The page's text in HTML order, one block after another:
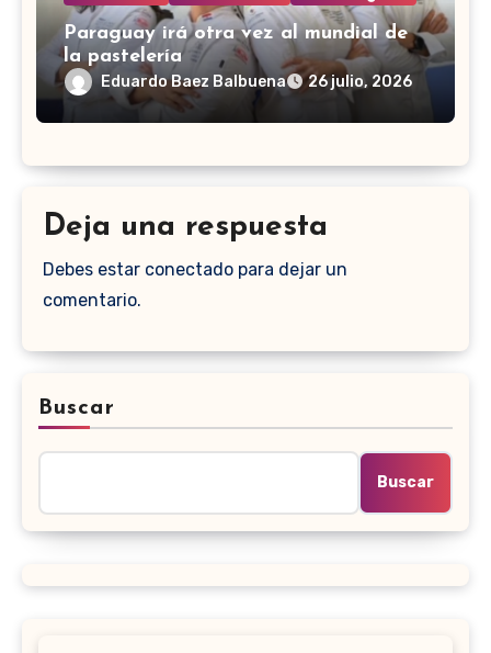
Paraguay irá otra vez al mundial de
la pastelería
Eduardo Baez Balbuena 26 julio, 2026
Deja una respuesta
Debes estar conectado para dejar un
comentario.
Buscar
Buscar